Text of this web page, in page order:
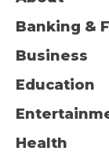
Banking &
Business
Education
Health